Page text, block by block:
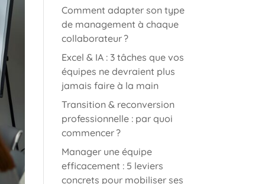
Comment adapter son type
de management à chaque
collaborateur ?
Excel & IA : 3 tâches que vos
équipes ne devraient plus
jamais faire à la main
Transition & reconversion
professionnelle : par quoi
commencer ?
Manager une équipe
efficacement : 5 leviers
concrets pour mobiliser ses